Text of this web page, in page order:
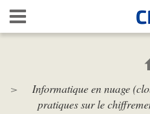
Aller
au
contenu
Informatique en nuage
pratiques sur le
Gestion de vos préférences sur